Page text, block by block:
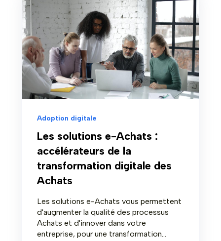
Adoption digitale
Les solutions e-Achats :
accélérateurs de la
transformation digitale des
Achats
Les solutions e-Achats vous permettent
d'augmenter la qualité des processus
Achats et d'innover dans votre
entreprise, pour une transformation...